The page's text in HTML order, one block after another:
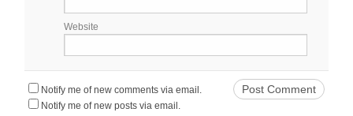
Website
Notify me of new comments via email.
Notify me of new posts via email.